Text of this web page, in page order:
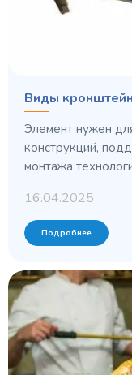
Виды
Элемент нужен
конструкций,
монтажа
16.04.2025
Подробнее